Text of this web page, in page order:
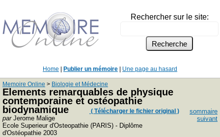
Rechercher sur le site:
Home Publier un mémoire Une page au hasard
Memoire Online > Biologie et Médecine
Elements remarquables de physique
contemporaine et ostéopathie
biodynamique
( Télécharger le fichier original )
parJerome Malige
Ecole Superieur d'Osteopathie (PARIS) - Diplôme
d'Ostéopathie 2003
sommaire
suivant